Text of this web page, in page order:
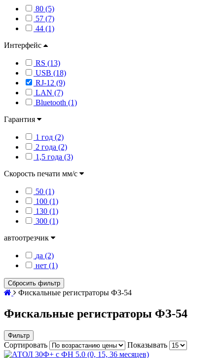
80 (5)
57 (7)
44 (1)
Интерфейс
RS (13)
USB (18)
RJ-12 (9)
LAN (7)
Bluetooth (1)
Гарантия
1 год (2)
2 года (2)
1,5 года (3)
Скорость печати мм/с
50 (1)
100 (1)
130 (1)
300 (1)
автоотрезчик
да (2)
нет (1)
Сбросить фильтр
Фискальные регистраторы ФЗ-54
Фискальные регистраторы ФЗ-54
Фильтр
Сортировать Показывать